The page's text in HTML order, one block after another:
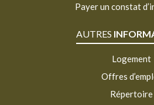
Payer un constat
AUTRES
Logement
Offres
Répertoire